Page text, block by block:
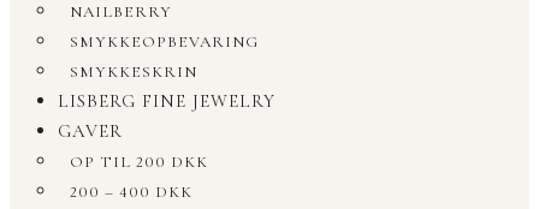
NAILBERRY
SMYKKEOPBEVARING
SMYKKESKRIN
LISBERG FINE JEWELRY
GAVER
OP TIL 200 DKK
200 – 400 DKK